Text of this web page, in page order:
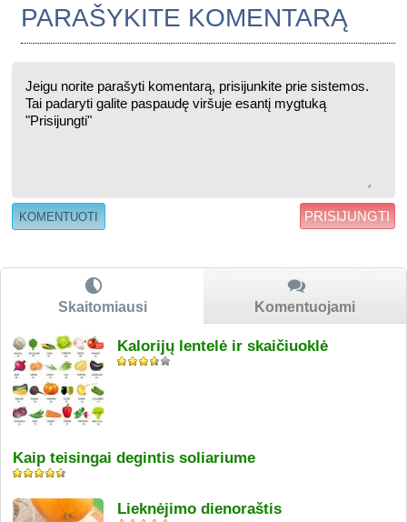
PARAŠYKITE KOMENTARĄ
PRISIJUNGTI
Skaitomiausi Komentuojami
Kalorijų lentelė ir skaičiuoklė
Kaip teisingai degintis soliariume
Lieknėjimo dienoraštis